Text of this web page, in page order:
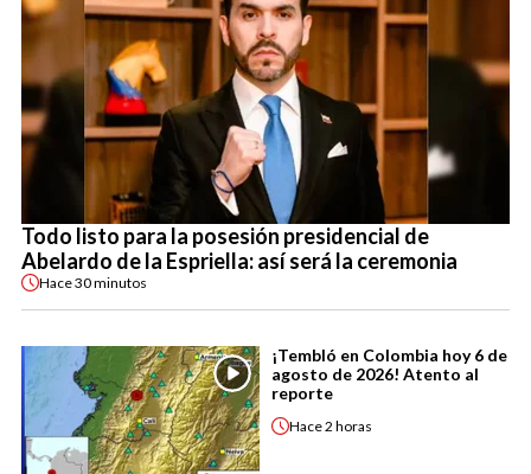
Todo listo para la posesión presidencial de
Abelardo de la Espriella: así será la ceremonia
Hace30 minutos
¡Tembló en Colombia hoy 6 de
agosto de 2026! Atento al
reporte
Hace2 horas